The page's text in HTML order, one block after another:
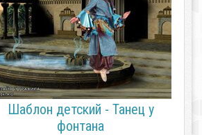
Шаблон детский - Танец у
фонтана